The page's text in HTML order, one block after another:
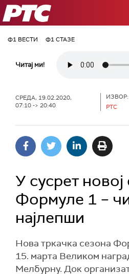
РТС
Ф1 ВЕСТИ Ф1 СТАЗЕ
Читај ми!
СРЕДА, 19.02.2020,
07:10 -> 20:40
ИЗВОР:
РТС
У сусрет
Формуле 1 –
најлепши
Нова тркачка сезона
15. марта Великом
Мелбурну. Док